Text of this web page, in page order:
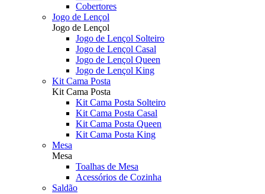
Cobertores
Jogo de Lençol
Jogo de Lençol
Jogo de Lençol Solteiro
Jogo de Lençol Casal
Jogo de Lençol Queen
Jogo de Lençol King
Kit Cama Posta
Kit Cama Posta
Kit Cama Posta Solteiro
Kit Cama Posta Casal
Kit Cama Posta Queen
Kit Cama Posta King
Mesa
Mesa
Toalhas de Mesa
Acessórios de Cozinha
Saldão